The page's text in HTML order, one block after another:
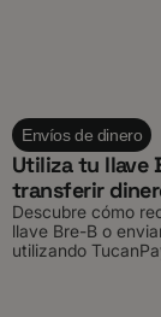
Envíos de dinero
Utiliza tu llave
transferir
Descubre cómo
llave Bre-B o
utilizando